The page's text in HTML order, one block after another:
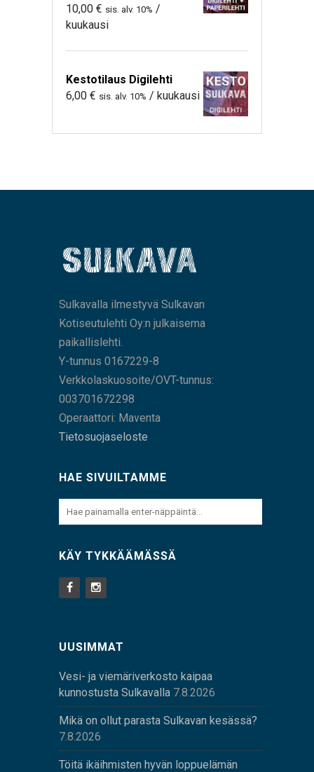
10,00 € sis. alv. 10% /
kuukausi
Kestotilaus Digilehti
6,00 € sis. alv. 10% / kuukausi
Sulkavalla ilmestyvä Sulkavan
Kotiseutulehti Oy:n julkaisema
paikallislehti.
Y-tunnus 0167229-8
Verkkolaskuosoite/OVT-tunnus:
003701672298
Operaattori: Maventa
Tietosuojaseloste
HAE SIVUILTAMME
KÄY TYKKÄÄMÄSSÄ
UUSIMMAT
Vesi- ja viemäriverkosto kaipaa
kunnostusta Sulkavalla 7.8.2026
Mikä on ollut parasta Sulkavan kesässä?
7.8.2026
Töitä ikäihmisten hyvän loppuelämän